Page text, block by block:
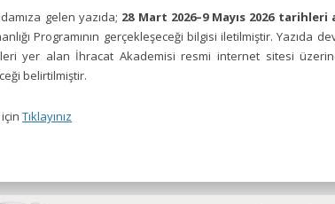
gelen yazıda; 28 Mart 2026–9 Mayıs 2026 tarihleri
Programının gerçekleşeceği bilgisi iletilmiştir.
yer alan İhracat Akademisi resmi internet sitesi
belirtilmiştir.
için Tıklayınız